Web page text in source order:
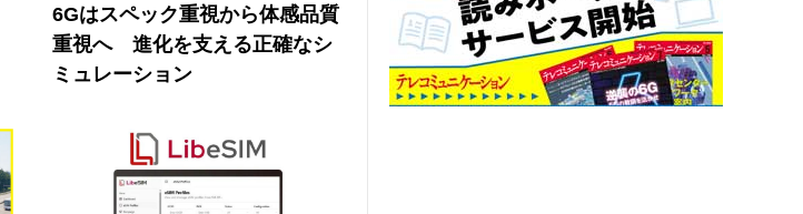
6Gはスペック重視から体感品質
重視へ 進化を支える正確なシ
ミュレーション